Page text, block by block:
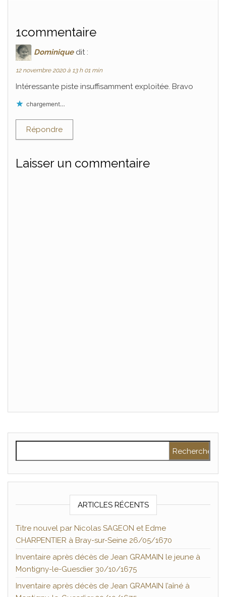
1commentaire
Dominique dit :
12 novembre 2020 à 13 h 01 min
Intéressante piste insuffisamment exploitée. Bravo
chargement…
Répondre
Laisser un commentaire
ARTICLES RÉCENTS
Titre nouvel par Nicolas SAGEON et Edme
CHARPENTIER à Bray-sur-Seine 26/05/1670
Inventaire après décès de Jean GRAMAIN le jeune à
Montigny-le-Guesdier 30/10/1675
Inventaire après décès de Jean GRAMAIN l’aîné à